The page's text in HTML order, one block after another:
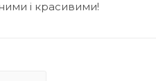
і красивими!